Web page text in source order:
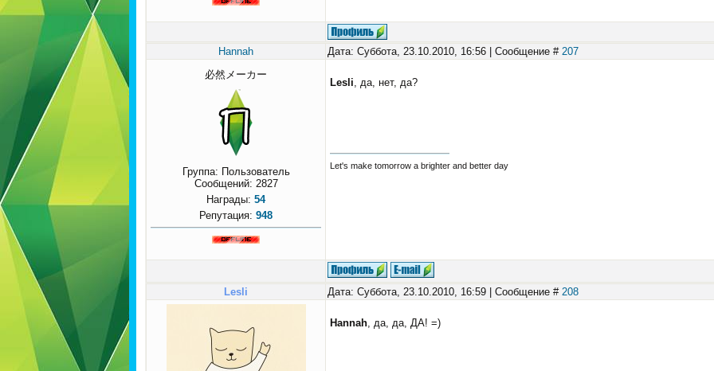
Hannah Дата: Суббота, 23.10.2010, 16:56 | Сообщение # 207
必然メーカー
Группа: Пользователь
Сообщений: 2827
Награды: 54
Репутация: 948
Lesli, да, нет, да?
Let's make tomorrow a brighter and better day
Lesli Дата: Суббота, 23.10.2010, 16:59 | Сообщение # 208
Hannah, да, да, ДА! =)